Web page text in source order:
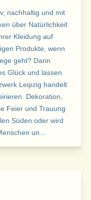
nachhaltig und mit
über Natürlichkeit
Kleidung auf
Produkte, wenn
geht? Dann
Glück und lassen
Leipzig handelt
Dekoration,
Feier und Trauung
Süden oder wird
un...